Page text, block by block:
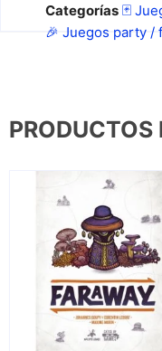
Categorías 🃏
🎉 Juegos party /